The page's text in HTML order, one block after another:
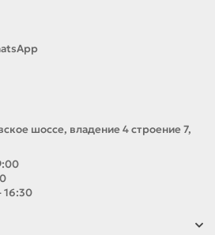
шоссе, владение 4 строение 7,
16:30